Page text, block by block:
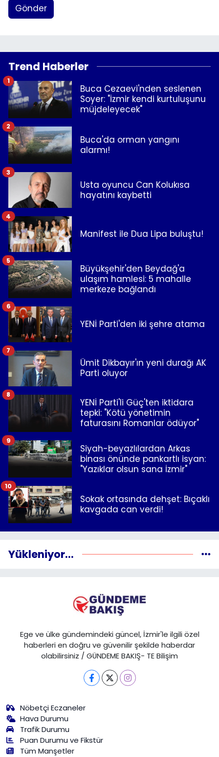
Gönder
Trend Haberler
Buca Cezaevi'nden seslenen
Soyer: "İzmir kendi kurtuluşunu
müjdeleyecek"
1
Buca'da orman yangını
alarmı!
2
Usta oyuncu Can Kolukısa
hayatını kaybetti
3
Manifest ile Dua Lipa buluştu!
4
Büyükşehir'den Beydağ'a
ulaşım hamlesi: 5 mahalle
merkeze bağlandı
5
YENİ Parti'den iki şehre atama
6
Ümit Dikbayır'ın yeni durağı AK
Parti oluyor
7
YENİ Parti'li Güç'ten iktidara
tepki: "Kötü yönetimin
faturasını Romanlar ödüyor"
8
Siyah-beyazlılardan Arkas
binası önünde pankartlı isyan:
"Yazıklar olsun sana İzmir"
9
Sokak ortasında dehşet: Bıçaklı
kavgada can verdi!
10
Yükleniyor...
Ege ve ülke gündemindeki güncel, İzmir'le ilgili özel
haberleri en doğru ve güvenilir şekilde haberdar
olabilirsiniz / GÜNDEME BAKIŞ- TE Bilişim
Nöbetçi Eczaneler
Hava Durumu
Trafik Durumu
Puan Durumu ve Fikstür
Tüm Manşetler